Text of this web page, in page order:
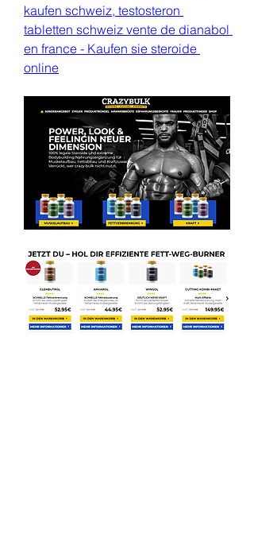
kaufen schweiz, testosteron
tabletten schweiz vente de dianabol
en france - Kaufen sie steroide
online